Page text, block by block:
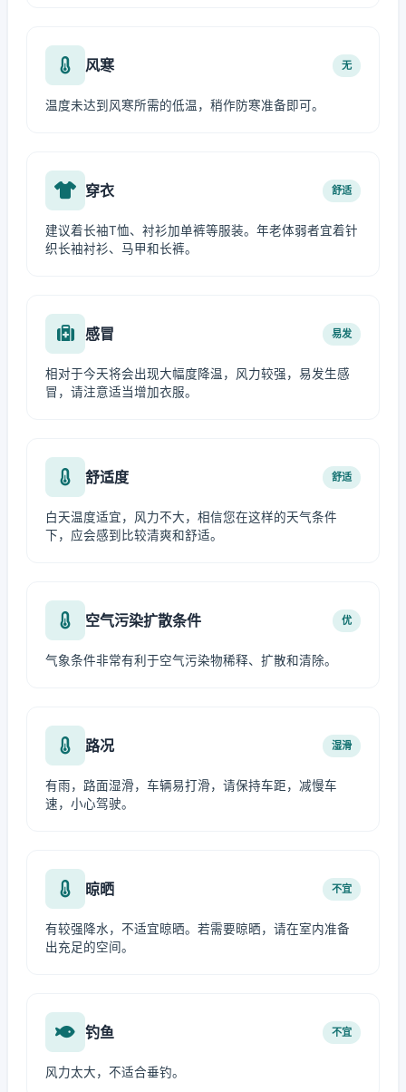
风寒 无
温度未达到风寒所需的低温，稍作防寒准备即可。
穿衣 舒适
建议着长袖T恤、衬衫加单裤等服装。年老体弱者宜着针
织长袖衬衫、马甲和长裤。
感冒 易发
相对于今天将会出现大幅度降温，风力较强，易发生感
冒，请注意适当增加衣服。
舒适度 舒适
白天温度适宜，风力不大，相信您在这样的天气条件
下，应会感到比较清爽和舒适。
空气污染扩散条件 优
气象条件非常有利于空气污染物稀释、扩散和清除。
路况 湿滑
有雨，路面湿滑，车辆易打滑，请保持车距，减慢车
速，小心驾驶。
晾晒 不宜
有较强降水，不适宜晾晒。若需要晾晒，请在室内准备
出充足的空间。
钓鱼 不宜
风力太大，不适合垂钓。